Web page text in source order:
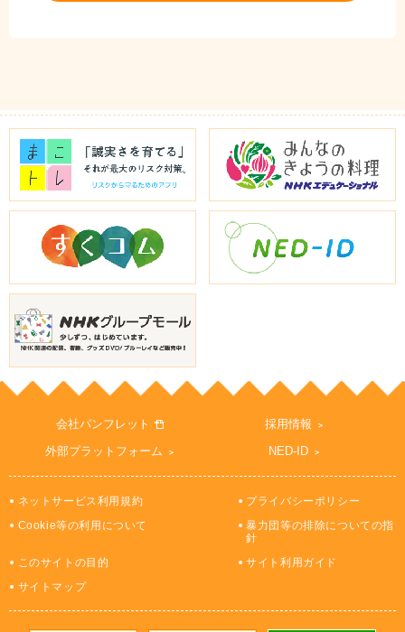
会社パンフレット
採用情報
外部プラットフォーム
NED-ID
ネットサービス利用規約
プライバシーポリシー
Cookie等の利用について
暴力団等の排除についての指
針
このサイトの目的
サイト利用ガイド
サイトマップ